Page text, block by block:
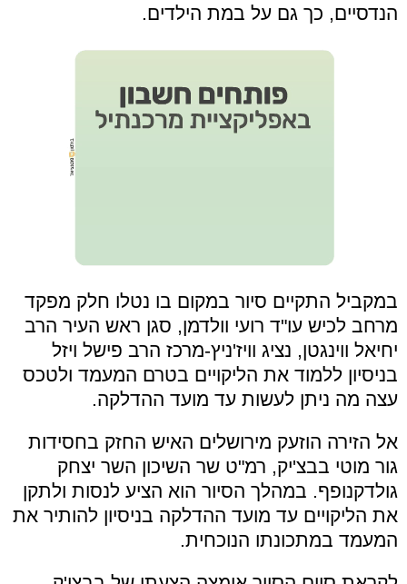
הנדסיים, כך גם על במת הילדים.
במקביל התקיים סיור במקום בו נטלו חלק מפקד
מרחב לכיש עו"ד רועי וולדמן, סגן ראש העיר הרב
יחיאל ווינגטן, נציג וויז'ניץ-מרכז הרב פישל ויזל
בניסיון ללמוד את הליקויים בטרם המעמד ולטכס
עצה מה ניתן לעשות עד מועד ההדלקה.
אל הזירה הוזעק מירושלים האיש החזק בחסידות
גור מוטי בבצ'יק, רמ"ט שר השיכון השר יצחק
גולדקנופף. במהלך הסיור הוא הציע לנסות ולתקן
את הליקויים עד מועד ההדלקה בניסיון להותיר את
המעמד במתכונתו הנוכחית.